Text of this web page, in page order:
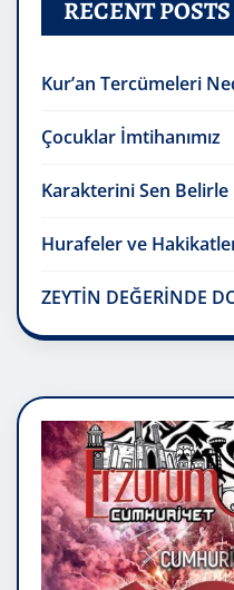
RECENT POSTS
Kur’an Tercümeleri
Çocuklar İmtihanımız
Karakterini Sen Belirle
Hurafeler ve
ZEYTİN DEĞERİNDE